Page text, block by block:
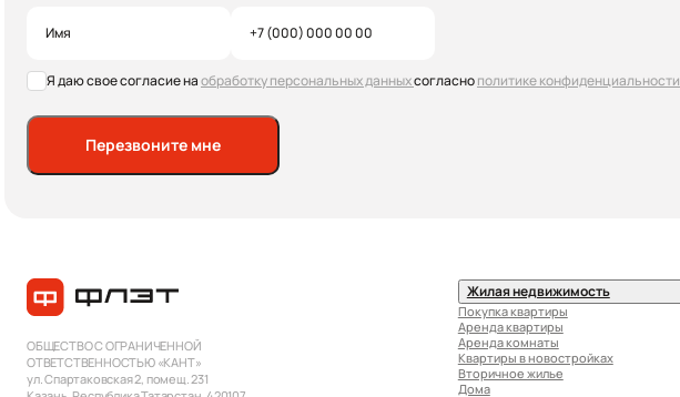
Я даю свое согласие наобработку персональных данныхсогласнополитике конфиденциальности
Перезвоните мне
Жилая недвижимость
Покупка квартиры
Аренда квартиры
Аренда комнаты
Квартиры в новостройках
Вторичное жилье
Дома
ОБЩЕСТВО С ОГРАНИЧЕННОЙ
ОТВЕТСТВЕННОСТЬЮ «КАНТ»
ул. Спартаковская 2, помещ. 231